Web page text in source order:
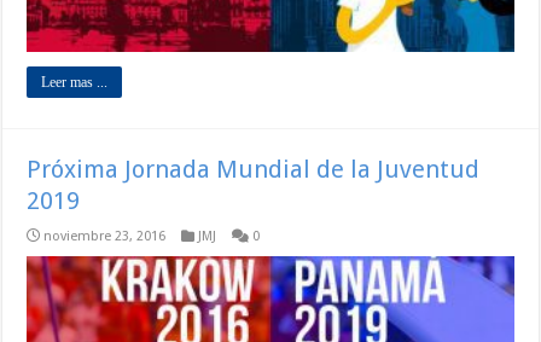
Leer mas ...
Próxima Jornada Mundial de la Juventud
2019
noviembre 23, 2016 JMJ 0